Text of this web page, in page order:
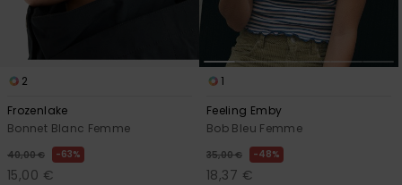
2
Frozenlake
Bonnet Blanc Femme
40,00 € 63%
15,00 €
1
Feeling Emby
Bob Bleu Femme
35,00 € 48%
18,37 €